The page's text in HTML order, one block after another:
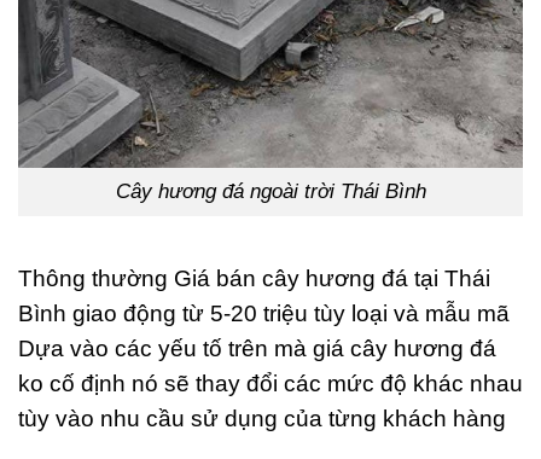
Cây hương đá ngoài trời Thái Bình
Thông thường Giá bán cây hương đá tại Thái
Bình giao động từ 5-20 triệu tùy loại và mẫu mã
Dựa vào các yếu tố trên mà giá cây hương đá
ko cố định nó sẽ thay đổi các mức độ khác nhau
tùy vào nhu cầu sử dụng của từng khách hàng